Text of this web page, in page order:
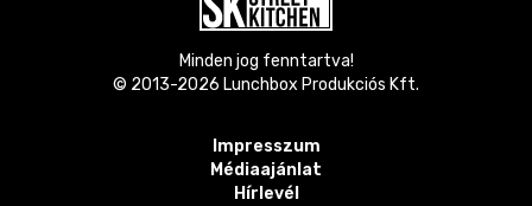
Minden jog fenntartva!
© 2013-2026 Lunchbox Produkciós Kft.
Impresszum
Médiaajánlat
Hírlevél